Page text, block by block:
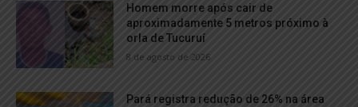
Homem morre após cair de
aproximadamente 5 metros próximo à
orla de Tucuruí
8 de agosto de 2026
Pará registra redução de 26% na área